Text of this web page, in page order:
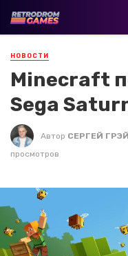
НОВОСТИ
Minecraft
Sega
Автор СЕРГЕЙ ГРЭЙ
просмотров